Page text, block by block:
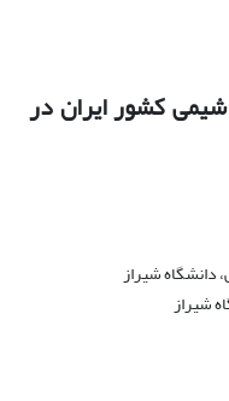
شیمی کشور ایران در
شیراز
شیراز